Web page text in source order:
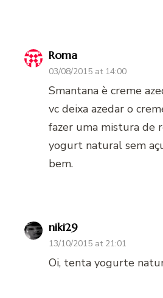
Roma
03/08/2015 at 14:00
Smantana è creme
vc deixa azedar o
fazer uma mistura de
yogurt natural sem
bem.
niki29
13/10/2015 at 21:01
Oi, tenta yogurte